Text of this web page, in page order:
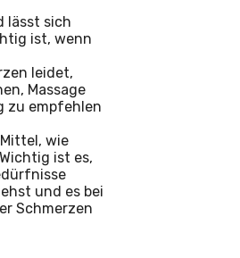
lässt sich
ist, wenn
leidet,
Massage
zu empfehlen
wie
ist es,
und es bei
Schmerzen